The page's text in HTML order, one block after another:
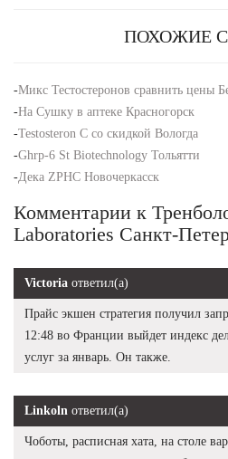
ПОХОЖИЕ
-Микс Тестостеронов сравнить цены
-На Сушку в аптеке Красногорск
-Testosteron C со скидкой Вологда
-Ghrp-6 St Biotechnology Тольятти
-Дека ZPHC Новочеркасск
Комментарии к
Laboratories Санкт-
Victoria ответил(а)
Прайс экшен стратегия получил
12:48 во Франции выйдет индекс
услуг за январь. Он также.
Linkoln ответил(а)
Чоботы, расписная хата, на столе